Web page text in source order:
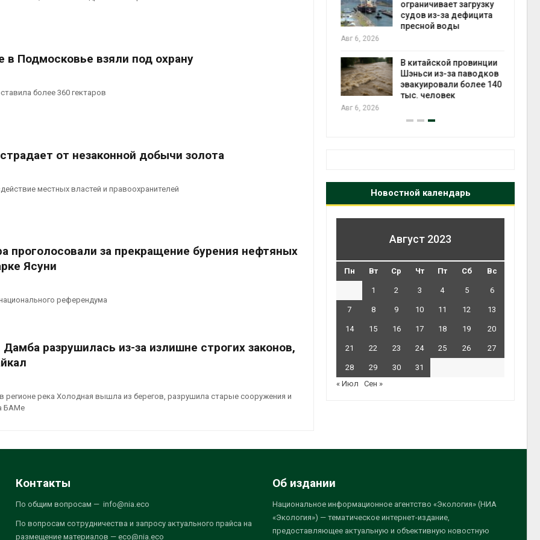
в Подмосковье взяли под охрану
более 360 гектаров
от незаконной добычи золота
местных властей и правоохранителей
проголосовали за прекращение бурения нефтяных
Ясуни
референдума
разрушилась из-за излишне строгих законов,
регионе река Холодная вышла из берегов, разрушила старые сооружения и
БАМе
увеличить вложения в
Дом из старых шин
без отопления
ограничивает загрузку
судов из-за дефицита
пресной воды
Авг 6, 2026
В китайской провинции
Шэньси из-за паводков
эвакуировали более 140
тыс. человек
Авг 6, 2026
Новостной календарь
Август 2023
Пн Вт Ср Чт Пт Сб Вс
1 2 3 4 5 6
7 8 9 10 11 12 13
14 15 16 17 18 19 20
21 22 23 24 25 26 27
28 29 30
31
« Июл
Сен »
Контакты
По общим вопросам — info@nia.eco
По вопросам сотрудничества и запросу актуального прайса на
размещение материалов — eco@nia.eco
Об издании
Национальное информационное агентство «Экология» (НИА
«Экология») — тематическое интернет-издание,
предоставляющее актуальную и объективную новостную